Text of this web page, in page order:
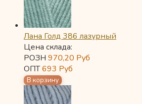
Лана Голд 386 лазурный
Цена склада:
РОЗН 970,20 Руб
ОПТ693 Руб